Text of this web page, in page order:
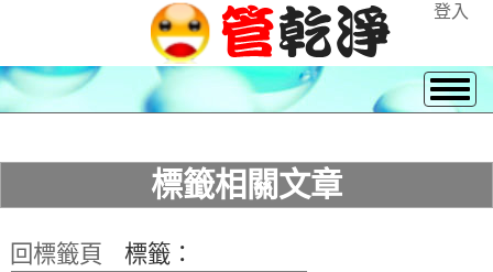
登入
標籤相關文章
回標籤頁
標籤：